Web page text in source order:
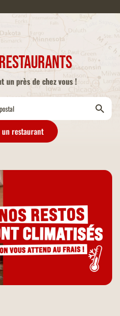
restaurants
un près de chez vous !
un restaurant